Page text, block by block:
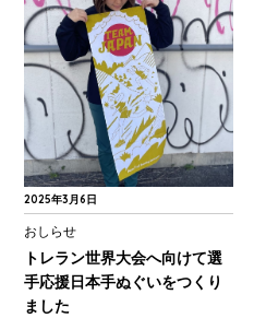
2025年3月6日
おしらせ
トレラン世界大会へ向けて選
手応援日本手ぬぐいをつくり
ました